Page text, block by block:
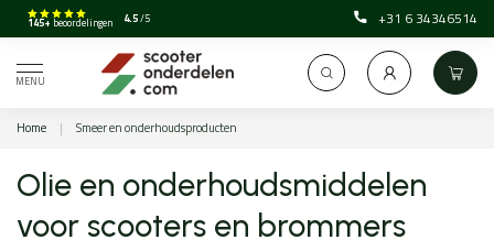
145+ beoordelingen 4.5/5 +31 6 34346514
MENU
Home | Smeer en onderhoudsproducten
Olie en onderhoudsmiddelen
voor scooters en brommers